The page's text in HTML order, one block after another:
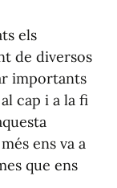
els
de diversos
importants
cap i a la fi
ens va a
que ens